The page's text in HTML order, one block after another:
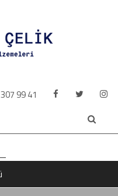
99 41